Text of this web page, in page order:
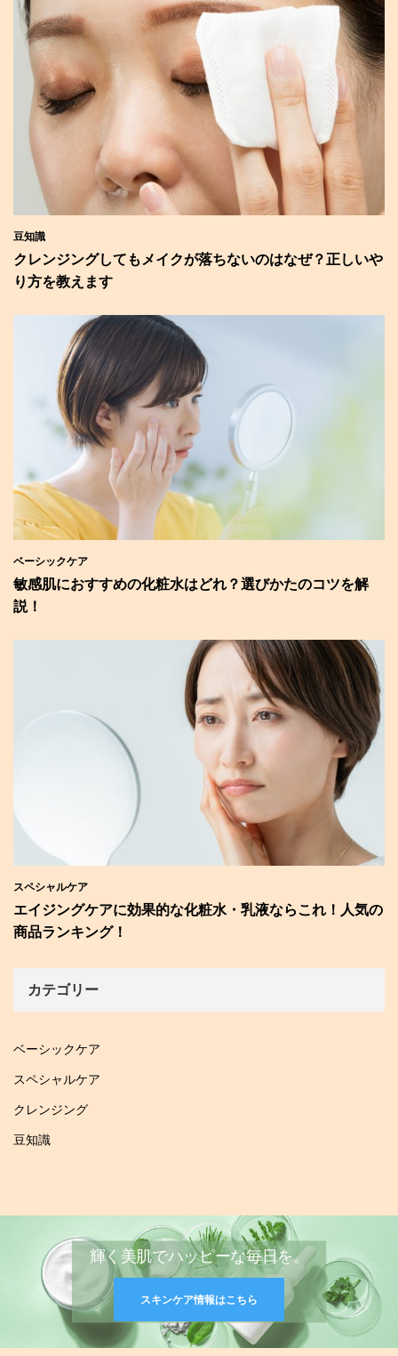
豆知識
クレンジングしてもメイクが落ちないのはなぜ？正しいや
り方を教えます
ベーシックケア
敏感肌におすすめの化粧水はどれ？選びかたのコツを解
説！
スペシャルケア
エイジングケアに効果的な化粧水・乳液ならこれ！人気の
商品ランキング！
カテゴリー
ベーシックケア
スペシャルケア
クレンジング
豆知識
輝く美肌でハッピーな毎日を。
スキンケア情報はこちら